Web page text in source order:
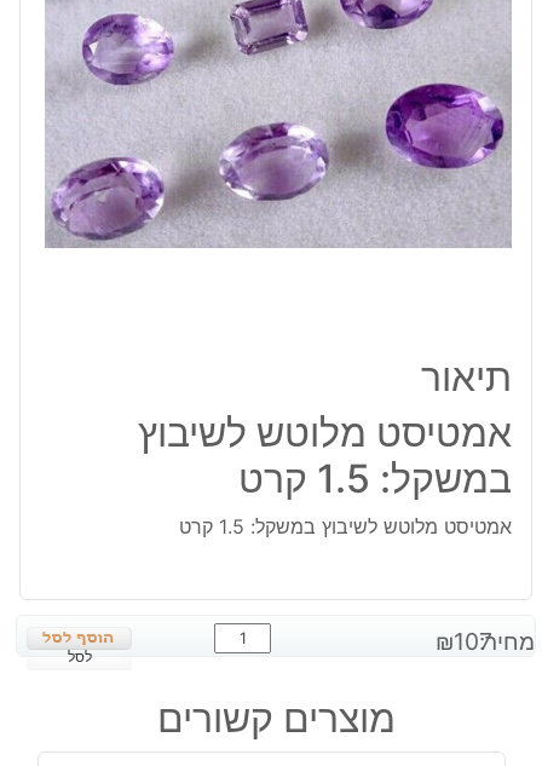
תיאור
אמטיסט מלוטש לשיבוץ
במשקל: 1.5 קרט
אמטיסט מלוטש לשיבוץ במשקל: 1.5 קרט
מחיר: ₪107
כמות
של
מלוטש
לשיבוץ
לסל
מוצרים קשורים